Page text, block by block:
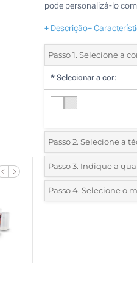
pode personalizá-lo
+ Descrição+
Passo 1. Selecione a
* Selecionar a cor:
Passo 2. Selecione a
*Selecione o tipo de
1 Cor (À volta)
Passo 3. Indique a
*Quantidade mínima:
Passo 4. Selecione o